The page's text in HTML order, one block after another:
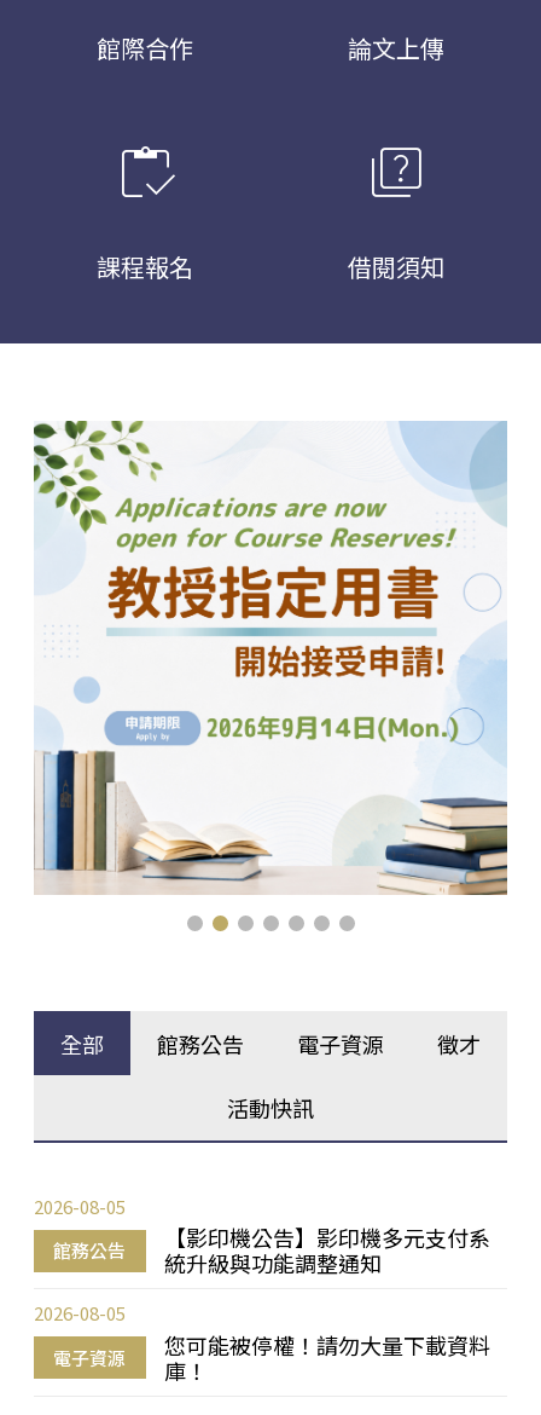
館際合作 論文上傳
inventory
課程報名
quiz
借閱須知
全部 館務公告 電子資源 徵才
活動快訊
館務公告
【影印機公告】影印機多元支付系
統升級與功能調整通知
2026-08-05
電子資源
您可能被停權！請勿大量下載資料
庫！
2026-08-05